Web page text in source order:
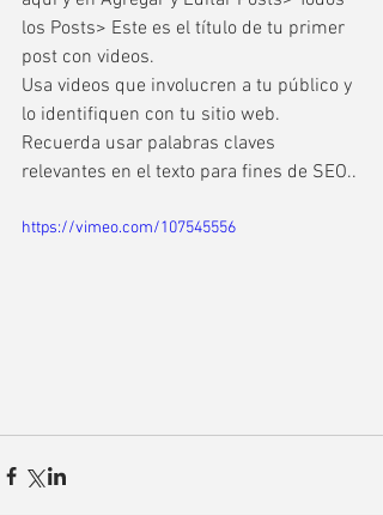
los Posts> Este es el título de tu primer
post con videos.
Usa videos que involucren a tu público y
lo identifiquen con tu sitio web.
Recuerda usar palabras claves
relevantes en el texto para fines de SEO..
https://vimeo.com/107545556